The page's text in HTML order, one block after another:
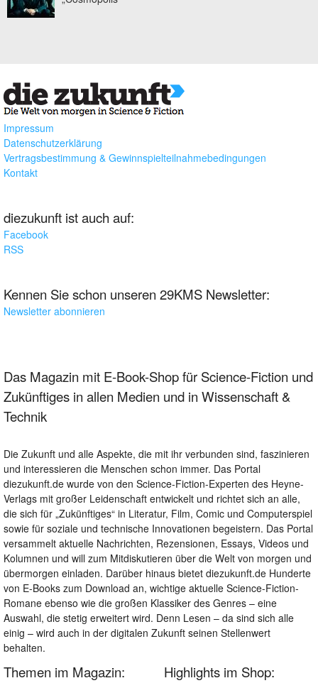
Impressum
Datenschutzerklärung
Vertragsbestimmung & Gewinnspielteilnahmebedingungen
Kontakt
diezukunft ist auch auf:
Facebook
RSS
Kennen Sie schon unseren 29KMS Newsletter:
Newsletter abonnieren
Das Magazin mit E-Book-Shop für Science-Fiction und
Zukünftiges in allen Medien und in Wissenschaft &
Technik
Die Zukunft und alle Aspekte, die mit ihr verbunden sind, faszinieren
und interessieren die Menschen schon immer. Das Portal
diezukunft.de wurde von den Science-Fiction-Experten des Heyne-
Verlags mit großer Leidenschaft entwickelt und richtet sich an alle,
die sich für „Zukünftiges“ in Literatur, Film, Comic und Computerspiel
sowie für soziale und technische Innovationen begeistern. Das Portal
versammelt aktuelle Nachrichten, Rezensionen, Essays, Videos und
Kolumnen und will zum Mitdiskutieren über die Welt von morgen und
übermorgen einladen. Darüber hinaus bietet diezukunft.de Hunderte
von E-Books zum Download an, wichtige aktuelle Science-Fiction-
Romane ebenso wie die großen Klassiker des Genres – eine
Auswahl, die stetig erweitert wird. Denn Lesen – da sind sich alle
einig – wird auch in der digitalen Zukunft seinen Stellenwert
behalten.
Themen im Magazin: Highlights im Shop: